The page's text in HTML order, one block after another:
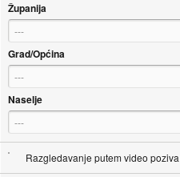
Županija
---
Grad/Općina
---
Naselje
---
Razgledavanje putem video poziva